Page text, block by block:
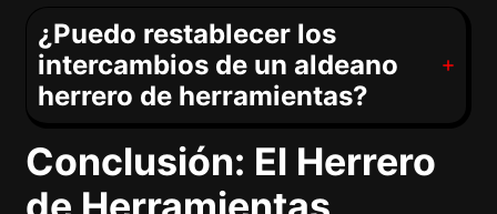
¿Puedo restablecer los
intercambios de un aldeano
herrero de herramientas?
Conclusión: El Herrero